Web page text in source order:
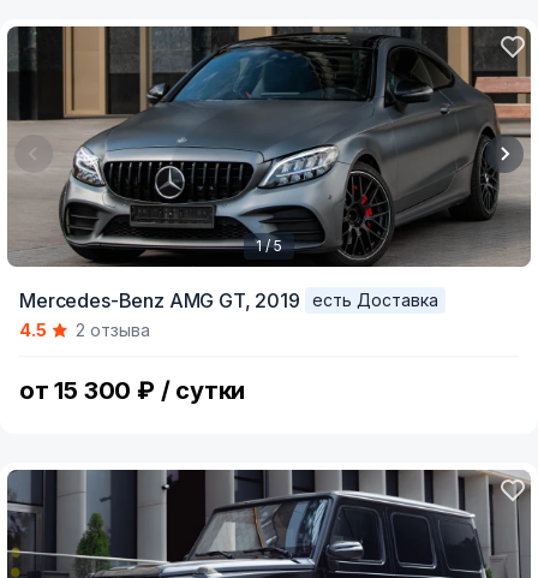
of
1 / 5
Mercedes-Benz AMG GT, 2019
есть Доставка
4.5
2 отзыва
от 15 300 ₽ / сутки